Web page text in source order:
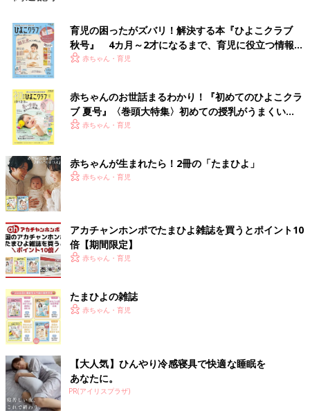
育児の困ったがズバリ！解決する本『ひよこクラブ
秋号』 4カ月～2才になるまで、育児に役立つ情報が
いっぱい！
赤ちゃん・育児
赤ちゃんのお世話まるわかり！『初めてのひよこクラ
ブ 夏号』〈巻頭大特集〉初めての授乳がうまくい
く！ おっぱい・ミルクの基本と夏のトラブル 解決テ
赤ちゃん・育児
赤ちゃんが生まれたら！2冊の「たまひよ」
赤ちゃん・育児
アカチャンホンポでたまひよ雑誌を買うとポイント10
倍【期間限定】
赤ちゃん・育児
たまひよの雑誌
赤ちゃん・育児
【大人気】ひんやり冷感寝具で快適な睡眠を
あなたに。
PR(アイリスプラザ)